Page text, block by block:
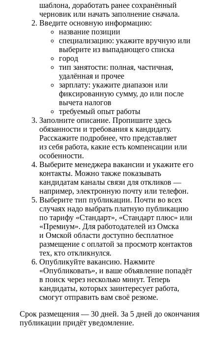
шаблона, доработать ранее сохранённый
черновик или начать заполнение сначала.
Введите основную информацию:
название позиции
специализацию: укажите вручную или
выберите из выпадающего списка
город
тип занятости: полная, частичная,
удалённая и прочее
зарплату: укажите диапазон или
фиксированную сумму, до или после
вычета налогов
требуемый опыт работы
Заполните описание. Пропишите здесь
обязанности и требования к кандидату.
Расскажите подробнее, что представляет
из себя работа, какие есть компенсации или
особенности.
Выберите менеджера вакансии и укажите его
контакты. Можно также показывать
кандидатам каналы связи для откликов —
например, электронную почту или телефон.
Выберите тип публикации. Почти во всех
случаях надо выбрать платную публикацию
по тарифу «Стандарт», «Стандарт плюс» или
«Премиум». Для работодателей из Омска
и Омской области доступно бесплатное
размещение с оплатой за просмотр контактов
тех, кто откликнулся.
Опубликуйте вакансию. Нажмите
«Опубликовать», и ваше объявление попадёт
в поиск через несколько минут. Теперь
кандидаты, которых заинтересует работа,
смогут отправить вам своё резюме.
Срок размещения — 30 дней. За 5 дней до окончания
публикации придёт уведомление.